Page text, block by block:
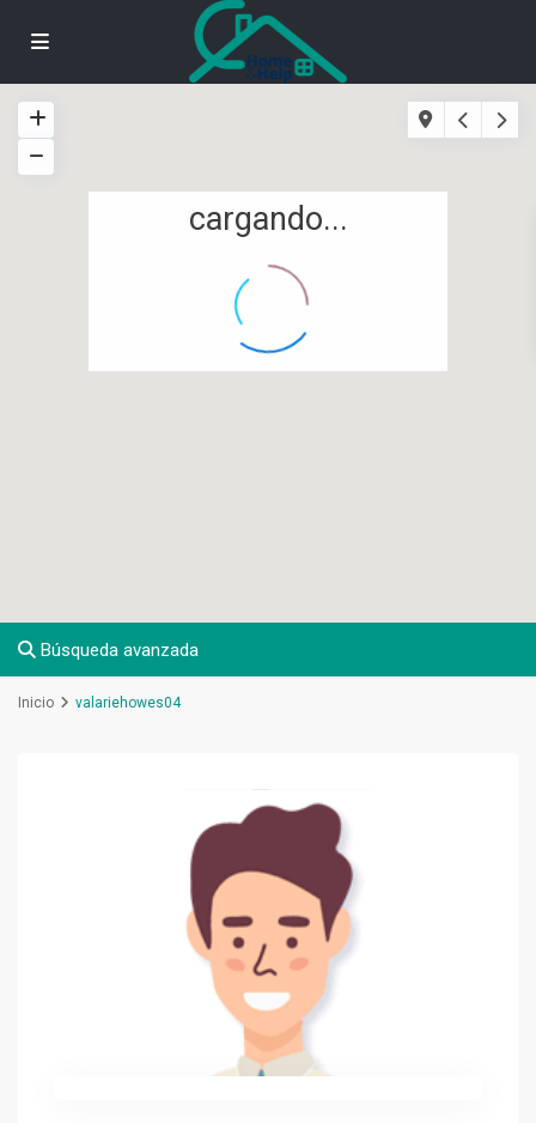
cargando...
Búsqueda avanzada
Inicio valariehowes04